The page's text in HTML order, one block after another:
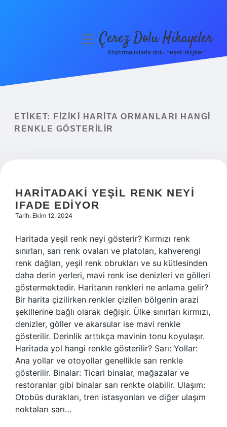
Yasal Uyarı
menüyüÇerez Dolu Hikayeler
Atıştırmalıklarla dolu neşeli bilgiler!
ETIKET:
FIZIKI HARITA ORMANLARI HANGI
RENKLE GÖSTERILIR
HARITADAKI YEŞIL RENK NEYI
IFADE EDIYOR
Tarih: Ekim 12, 2024
Haritada yeşil renk neyi gösterir? Kırmızı renk
sınırları, sarı renk ovaları ve platoları, kahverengi
renk dağları, yeşil renk obrukları ve su kütlesinden
daha derin yerleri, mavi renk ise denizleri ve gölleri
göstermektedir. Haritanın renkleri ne anlama gelir?
Bir harita çizilirken renkler çizilen bölgenin arazi
şekillerine bağlı olarak değişir. Ülke sınırları kırmızı,
denizler, göller ve akarsular ise mavi renkle
gösterilir. Derinlik arttıkça mavinin tonu koyulaşır.
Haritada yol hangi renkle gösterilir? Sarı: Yollar:
Ana yollar ve otoyollar genellikle sarı renkle
gösterilir. Binalar: Ticari binalar, mağazalar ve
restoranlar gibi binalar sarı renkte olabilir. Ulaşım:
Otobüs durakları, tren istasyonları ve diğer ulaşım
noktaları sarı…